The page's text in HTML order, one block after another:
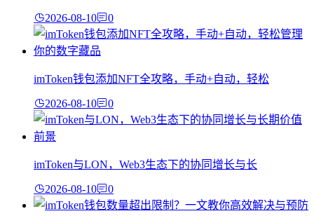
2026-08-10 0
imToken钱包添加NFT全攻略，手动+自动，轻松
2026-08-10 0
imToken与LON，Web3生态下的协同增长与长
2026-08-10 0